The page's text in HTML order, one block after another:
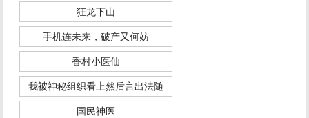
狂龙下山
手机连未来，破产又何妨
香村小医仙
我被神秘组织看上然后言出法随
国民神医